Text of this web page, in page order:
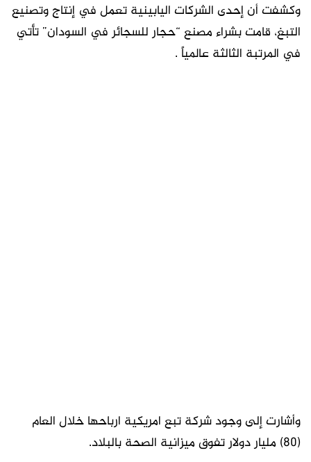
وكشفت أن إحدى الشركات اليابينية تعمل في إنتاج وتصنيع
التبغ، قامت بشراء مصنع “حجار للسجائر في السودان” تأتي
في المرتبة الثالثة عالمياً .
وأشارت إلى وجود شركة تبع امريكية ارباحها خلال العام
(80) مليار دولار تفوق ميزانية الصحة بالبلاد.